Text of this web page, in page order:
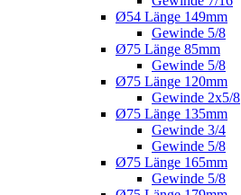
Ø54 Länge 149mm
Gewinde 5/8
Ø75 Länge 85mm
Gewinde 5/8
Ø75 Länge 120mm
Gewinde 2x5/8
Ø75 Länge 135mm
Gewinde 3/4
Gewinde 5/8
Ø75 Länge 165mm
Gewinde 5/8